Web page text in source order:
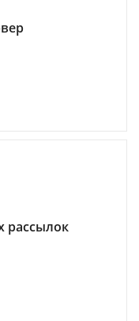
рассылок